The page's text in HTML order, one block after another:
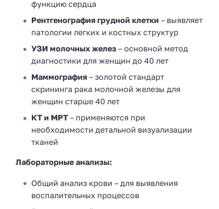
функцию сердца
Рентгенография грудной клетки – выявляет
патологии легких и костных структур
УЗИ молочных желез – основной метод
диагностики для женщин до 40 лет
Маммография – золотой стандарт
скрининга рака молочной железы для
женщин старше 40 лет
КТ и МРТ – применяются при
необходимости детальной визуализации
тканей
Лабораторные анализы:
Общий анализ крови – для выявления
воспалительных процессов